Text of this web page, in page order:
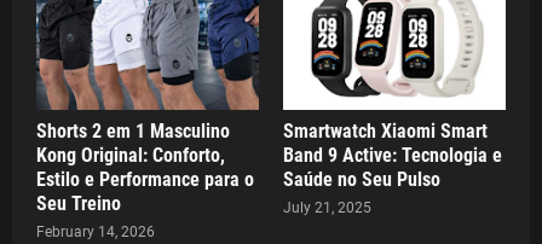
Shorts 2 em 1 Masculino
Kong Original: Conforto,
Estilo e Performance para o
Seu Treino
February 14, 2026
Smartwatch Xiaomi Smart
Band 9 Active: Tecnologia e
Saúde no Seu Pulso
July 21, 2025